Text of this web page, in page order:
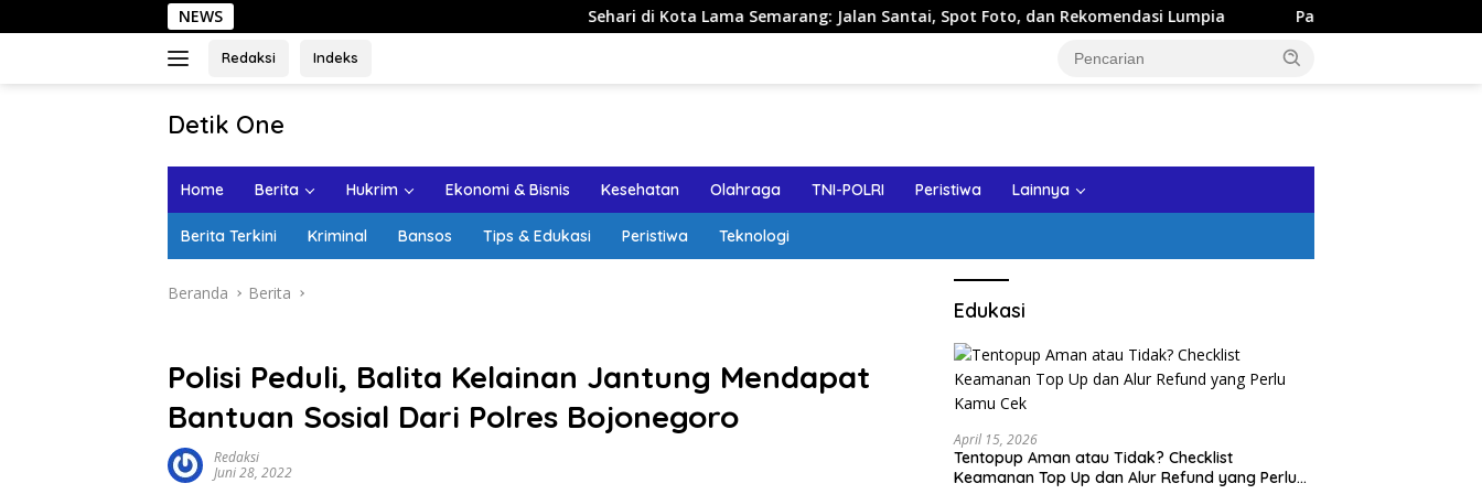
ke
NEWS Sehari di Kota Lama Semarang: Jalan Santai, Spot Foto, dan Rekomendasi Lumpia Panduan Wisata Keluarga ke Kota Batu:
Redaksi Indeks
Detik One
Ungkap
Home Berita Hukrim Ekonomi & Bisnis Kesehatan Olahraga TNI-POLRI Peristiwa Lainnya
Berita Terkini Kriminal Bansos Tips & Edukasi Peristiwa Teknologi
Beranda Berita
Polisi Peduli, Balita Kelainan Jantung Mendapat
Bantuan Sosial Dari Polres Bojonegoro
Redaksi
Juni 28, 2022
Edukasi
April 15, 2026
Tentopup Aman atau Tidak? Checklist
Keamanan Top Up dan Alur Refund yang Perlu